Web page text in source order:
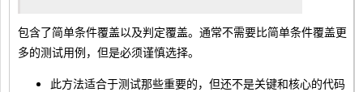
包含了简单条件覆盖以及判定覆盖。通常不需要比简单条件覆盖更
多的测试用例，但是必须谨慎选择。
此方法适合于测试那些重要的，但还不是关键和核心的代码